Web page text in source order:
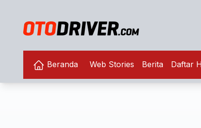
Beranda Web Stories Berita Daftar